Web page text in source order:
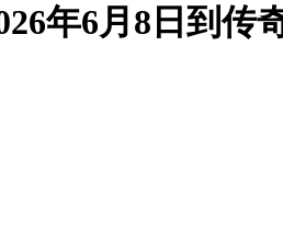
年6月8日到传